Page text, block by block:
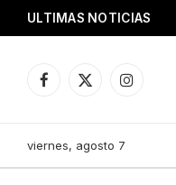
ULTIMAS NOTICIAS
Facebook
X
Instagram
viernes, agosto 7